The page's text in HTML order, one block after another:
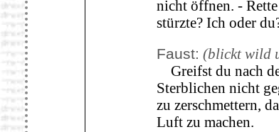
nicht öffnen. -
stürzte? Ich oder
Faust: (blickt wild
Greifst du nach
Sterblichen nicht
zu zerschmettern,
Luft zu machen.